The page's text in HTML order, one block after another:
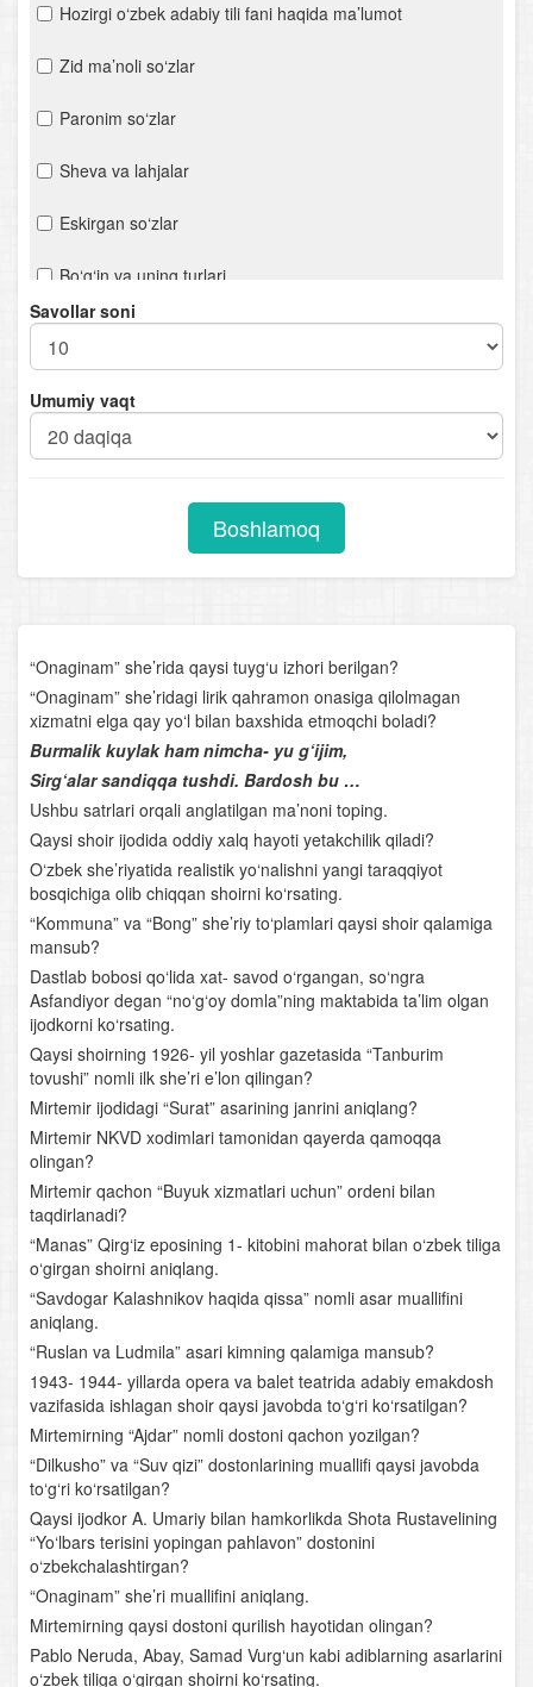
Hozirgi o‘zbek adabiy tili fani haqida ma’lumot
Zid ma’noli so‘zlar
Paronim so‘zlar
Sheva va lahjalar
Eskirgan so‘zlar
Bo‘g‘in va uning turlari
Urg‘u
Mustaqil so‘z turkumlari
Olmoshning tuzilishiga ko‘ra turlari
Fe’llarning tuzilishiga ko'ra turlari
Undov so‘zlar
Gap
Uyushiq bo‘lakli gaplar
Gapning tuzilish jihatdan turlari. Sodda gap
Bog‘lovchisiz bog‘langan qo‘shma gap
Adabiyot – so‘z san’ati
Qofiya va boshqa she’riy unsurlar
“Kuntug‘mish” dostoni
“Rustamxon” dostoni
Ahmad Yassaviy
O‘rta Osiyoning qomusiy olimlari
Nosiriddin Burhoniddin o‘g‘li Rabg‘uziy
Lutfiy
Sakkokiy
“Xamsa”chilik tarixidan
Alisher Navoiyning hayoti va ijodi
Alisher Navoiy lirikasi
Savollar soni
Umumiy vaqt
Boshlamoq
“Onaginam” she’rida qaysi tuyg‘u izhori berilgan?
“Onaginam” she’ridagi lirik qahramon onasiga qilolmagan
xizmatni elga qay yo‘l bilan baxshida etmoqchi boladi?
Burmalik kuylak ham nimcha- yu g‘ijim,
Sirg‘alar sandiqqa tushdi. Bardosh bu …
Ushbu satrlari orqali anglatilgan ma’noni toping.
Qaysi shoir ijodida oddiy xalq hayoti yetakchilik qiladi?
O‘zbek she’riyatida realistik yo‘nalishni yangi taraqqiyot
bosqichiga olib chiqqan shoirni ko‘rsating.
“Kommuna” va “Bong” she’riy to‘plamlari qaysi shoir qalamiga
mansub?
Dastlab bobosi qo‘lida xat- savod o‘rgangan, so‘ngra
Asfandiyor degan “no‘g‘oy domla”ning maktabida ta’lim olgan
ijodkorni ko‘rsating.
Qaysi shoirning 1926- yil yoshlar gazetasida “Tanburim
tovushi” nomli ilk she’ri e’lon qilingan?
Mirtemir ijodidagi “Surat” asarining janrini aniqlang?
Mirtemir NKVD xodimlari tamonidan qayerda qamoqqa
olingan?
Mirtemir qachon “Buyuk xizmatlari uchun” ordeni bilan
taqdirlanadi?
“Manas” Qirg‘iz eposining 1- kitobini mahorat bilan o‘zbek tiliga
o‘girgan shoirni aniqlang.
“Savdogar Kalashnikov haqida qissa” nomli asar muallifini
aniqlang.
“Ruslan va Ludmila” asari kimning qalamiga mansub?
1943- 1944- yillarda opera va balet teatrida adabiy emakdosh
vazifasida ishlagan shoir qaysi javobda to‘g‘ri ko‘rsatilgan?
Mirtemirning “Ajdar” nomli dostoni qachon yozilgan?
“Dilkusho” va “Suv qizi” dostonlarining muallifi qaysi javobda
to‘g‘ri ko‘rsatilgan?
Qaysi ijodkor A. Umariy bilan hamkorlikda Shota Rustavelining
“Yo‘lbars terisini yopingan pahlavon” dostonini
o‘zbekchalashtirgan?
“Onaginam” she’ri muallifini aniqlang.
Mirtemirning qaysi dostoni qurilish hayotidan olingan?
Pablo Neruda, Abay, Samad Vurg‘un kabi adiblarning asarlarini
o‘zbek tiliga o‘girgan shoirni ko‘rsating.